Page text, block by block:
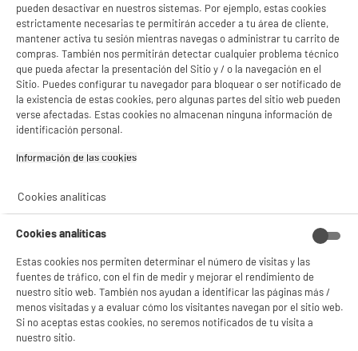
pueden desactivar en nuestros sistemas. Por ejemplo, estas cookies
estrictamente necesarias te permitirán acceder a tu área de cliente,
mantener activa tu sesión mientras navegas o administrar tu carrito de
compras. También nos permitirán detectar cualquier problema técnico
que pueda afectar la presentación del Sitio y / o la navegación en el
Sitio. Puedes configurar tu navegador para bloquear o ser notificado de
la existencia de estas cookies, pero algunas partes del sitio web pueden
verse afectadas. Estas cookies no almacenan ninguna información de
identificación personal.
Información de las cookies‎
Cookies analíticas
Cookies analíticas
Estas cookies nos permiten determinar el número de visitas y las
fuentes de tráfico, con el fin de medir y mejorar el rendimiento de
nuestro sitio web. También nos ayudan a identificar las páginas más /
menos visitadas y a evaluar cómo los visitantes navegan por el sitio web.
Si no aceptas estas cookies, no seremos notificados de tu visita a
nuestro sitio.